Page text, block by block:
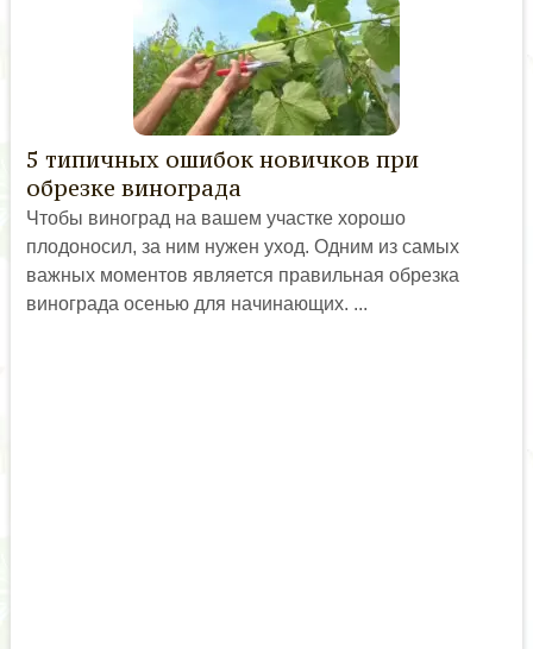
5 типичных ошибок новичков при
обрезке винограда
Чтобы виноград на вашем участке хорошо
плодоносил, за ним нужен уход. Одним из самых
важных моментов является правильная обрезка
винограда осенью для начинающих. ...